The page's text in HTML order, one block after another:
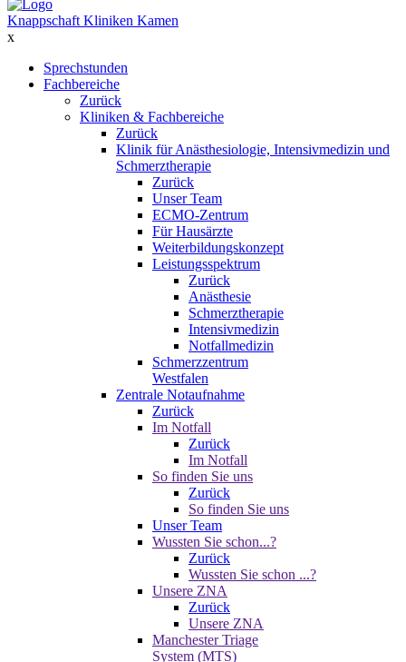
Knappschaft Kliniken Kamen
x
Sprechstunden
Fachbereiche
Zurück
Kliniken & Fachbereiche
Zurück
Klinik für Anästhesiologie, Intensivmedizin und
Schmerztherapie
Zurück
Unser Team
ECMO-Zentrum
Für Hausärzte
Weiterbildungskonzept
Leistungsspektrum
Zurück
Anästhesie
Schmerztherapie
Intensivmedizin
Notfallmedizin
Schmerzzentrum
Westfalen
Zentrale Notaufnahme
Zurück
Im Notfall
Zurück
Im Notfall
So finden Sie uns
Zurück
So finden Sie uns
Unser Team
Wussten Sie schon...?
Zurück
Wussten Sie schon ...?
Unsere ZNA
Zurück
Unsere ZNA
Manchester Triage
System (MTS)